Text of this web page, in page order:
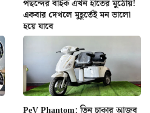
পছন্দের বাইক এখন হাতের মুঠোয়!
একবার দেখলে মুহূর্তেই মন ভালো
হয়ে যাবে
PeV Phantom: তিন চাকার আজব